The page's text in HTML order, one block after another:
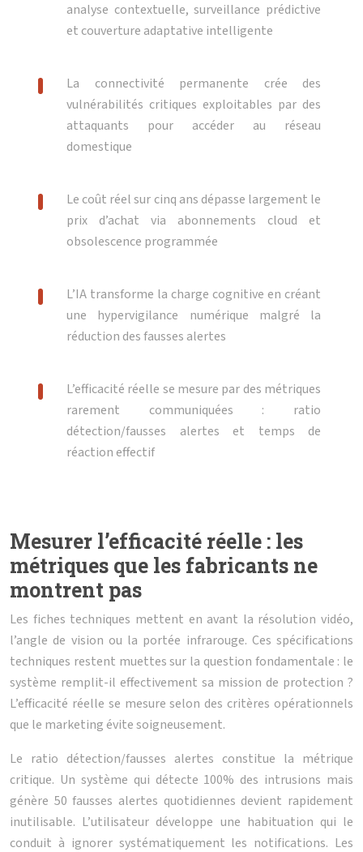
analyse contextuelle, surveillance prédictive
et couverture adaptative intelligente
La connectivité permanente crée des
vulnérabilités critiques exploitables par des
attaquants pour accéder au réseau
domestique
Le coût réel sur cinq ans dépasse largement le
prix d’achat via abonnements cloud et
obsolescence programmée
L’IA transforme la charge cognitive en créant
une hypervigilance numérique malgré la
réduction des fausses alertes
L’efficacité réelle se mesure par des métriques
rarement communiquées : ratio
détection/fausses alertes et temps de
réaction effectif
Mesurer l’efficacité réelle : les
métriques que les fabricants ne
montrent pas
Les fiches techniques mettent en avant la résolution vidéo,
l’angle de vision ou la portée infrarouge. Ces spécifications
techniques restent muettes sur la question fondamentale : le
système remplit-il effectivement sa mission de protection ?
L’efficacité réelle se mesure selon des critères opérationnels
que le marketing évite soigneusement.
Le ratio détection/fausses alertes constitue la métrique
critique. Un système qui détecte 100% des intrusions mais
génère 50 fausses alertes quotidiennes devient rapidement
inutilisable. L’utilisateur développe une habituation qui le
conduit à ignorer systématiquement les notifications. Les